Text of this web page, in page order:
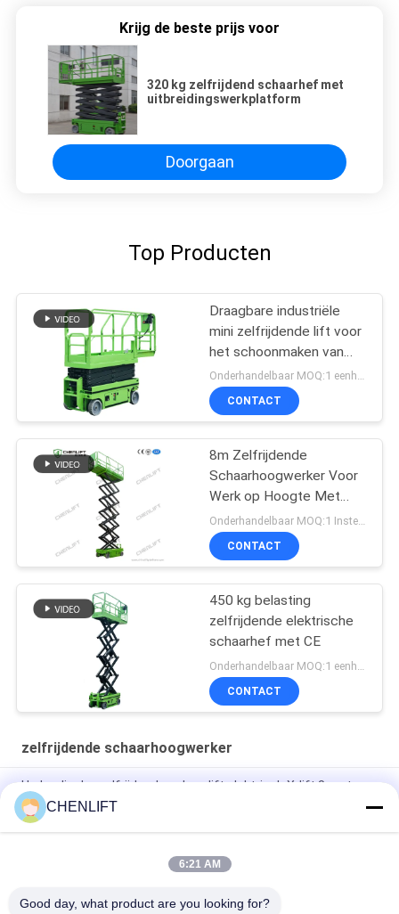
Krijg de beste prijs voor
320 kg zelfrijdend schaarhef met
uitbreidingswerkplatform
Doorgaan
Top Producten
Draagbare industriële
mini zelfrijdende lift voor
het schoonmaken van
verf
Onderhandelbaar MOQ:1 eenheid
CONTACT
8m Zelfrijdende
Schaarhoogwerker Voor
Werk op Hoogte Met
230Kg Laadvermogen
Onderhandelbaar MOQ:1 Instellen
CONTACT
450 kg belasting
zelfrijdende elektrische
schaarhef met CE
CONTACT
zelfrijdende schaarhoogwerker
Hydraulische zelfrijdende schaarlift elektrisch X-lift 8 meter
450 kg laadvermogen
6m platformhoogte zelfrijdende schaarlift met
CHENLIFT
6:21 AM
Good day, what product are you looking for?